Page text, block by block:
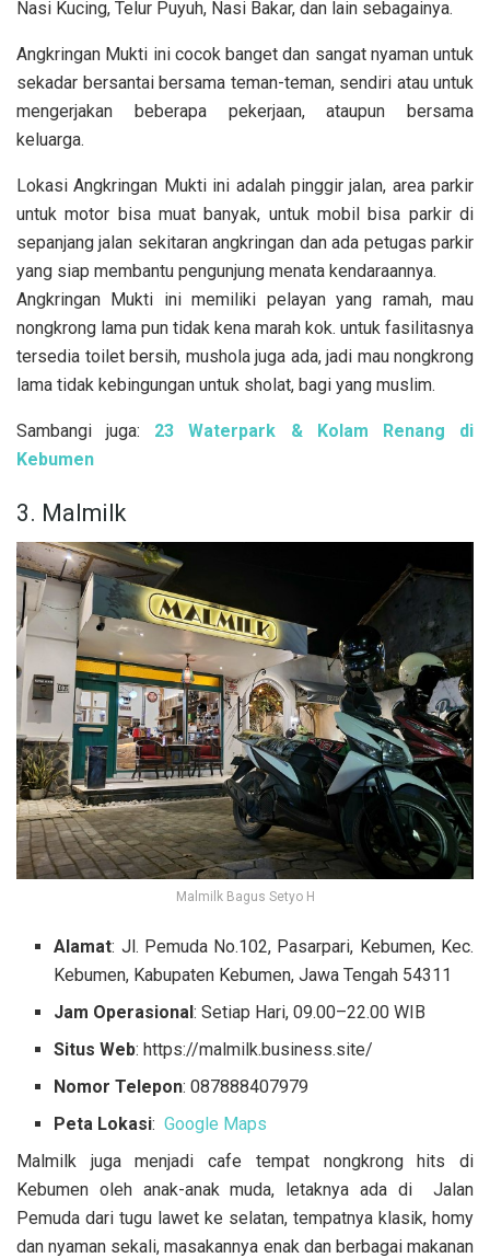
Nasi Kucing, Telur Puyuh, Nasi Bakar, dan lain sebagainya.
Angkringan Mukti ini cocok banget dan sangat nyaman untuk
sekadar bersantai bersama teman-teman, sendiri atau untuk
mengerjakan beberapa pekerjaan, ataupun bersama
keluarga.
Lokasi Angkringan Mukti ini adalah pinggir jalan, area parkir
untuk motor bisa muat banyak, untuk mobil bisa parkir di
sepanjang jalan sekitaran angkringan dan ada petugas parkir
yang siap membantu pengunjung menata kendaraannya.
Angkringan Mukti ini memiliki pelayan yang ramah, mau
nongkrong lama pun tidak kena marah kok. untuk fasilitasnya
tersedia toilet bersih, mushola juga ada, jadi mau nongkrong
lama tidak kebingungan untuk sholat, bagi yang muslim.
Sambangi juga: 23 Waterpark & Kolam Renang di
Kebumen
3. Malmilk
Malmilk Bagus Setyo H
Alamat: Jl. Pemuda No.102, Pasarpari, Kebumen, Kec.
Kebumen, Kabupaten Kebumen, Jawa Tengah 54311
Jam Operasional: Setiap Hari, 09.00–22.00 WIB
Situs Web: https://malmilk.business.site/
Nomor Telepon: 087888407979
Peta Lokasi:Google Maps
Malmilk juga menjadi cafe tempat nongkrong hits di
Kebumen oleh anak-anak muda, letaknya ada di Jalan
Pemuda dari tugu lawet ke selatan, tempatnya klasik, homy
dan nyaman sekali, masakannya enak dan berbagai makanan